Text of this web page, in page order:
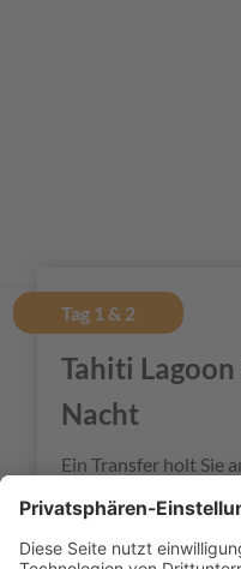
Tag 1 & 2
Tahiti
Nacht
Ein Transfer holt Sie
Sie eine Nach
in
Frühstück